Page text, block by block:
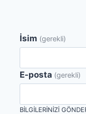
İsim (gerekli)
E-posta (gerekli)
BILGILERINIZI